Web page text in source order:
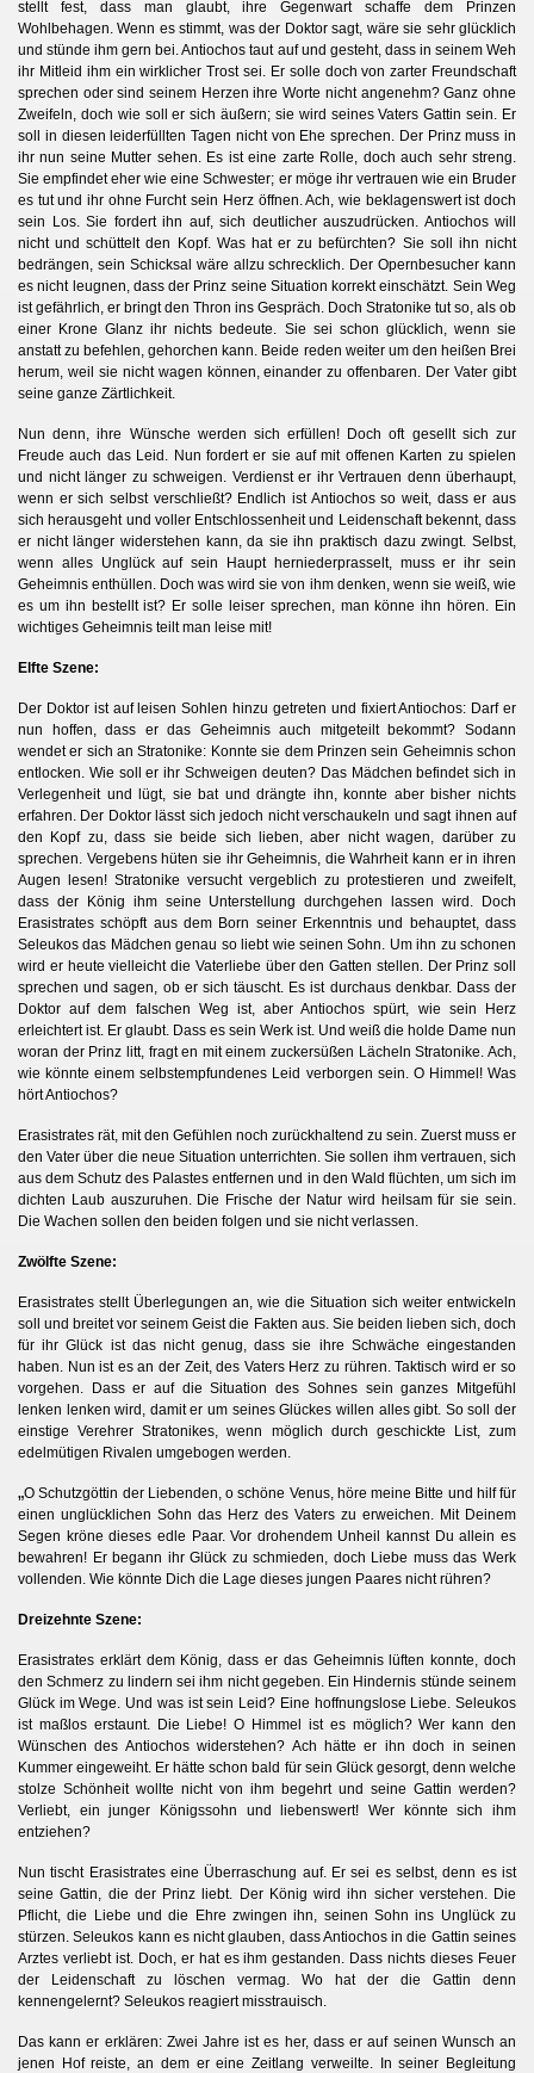
stellt fest, dass man glaubt, ihre Gegenwart schaffe dem Prinzen
Wohlbehagen. Wenn es stimmt, was der Doktor sagt, wäre sie sehr glücklich
und stünde ihm gern bei. Antiochos taut auf und gesteht, dass in seinem Weh
ihr Mitleid ihm ein wirklicher Trost sei. Er solle doch von zarter Freundschaft
sprechen oder sind seinem Herzen ihre Worte nicht angenehm? Ganz ohne
Zweifeln, doch wie soll er sich äußern; sie wird seines Vaters Gattin sein. Er
soll in diesen leiderfüllten Tagen nicht von Ehe sprechen. Der Prinz muss in
ihr nun seine Mutter sehen. Es ist eine zarte Rolle, doch auch sehr streng.
Sie empfindet eher wie eine Schwester; er möge ihr vertrauen wie ein Bruder
es tut und ihr ohne Furcht sein Herz öffnen. Ach, wie beklagenswert ist doch
sein Los. Sie fordert ihn auf, sich deutlicher auszudrücken. Antiochos will
nicht und schüttelt den Kopf. Was hat er zu befürchten? Sie soll ihn nicht
bedrängen, sein Schicksal wäre allzu schrecklich. Der Opernbesucher kann
es nicht leugnen, dass der Prinz seine Situation korrekt einschätzt. Sein Weg
ist gefährlich, er bringt den Thron ins Gespräch. Doch Stratonike tut so, als ob
einer Krone Glanz ihr nichts bedeute. Sie sei schon glücklich, wenn sie
anstatt zu befehlen, gehorchen kann. Beide reden weiter um den heißen Brei
herum, weil sie nicht wagen können, einander zu offenbaren. Der Vater gibt
seine ganze Zärtlichkeit.
Nun denn, ihre Wünsche werden sich erfüllen! Doch oft gesellt sich zur
Freude auch das Leid. Nun fordert er sie auf mit offenen Karten zu spielen
und nicht länger zu schweigen. Verdienst er ihr Vertrauen denn überhaupt,
wenn er sich selbst verschließt? Endlich ist Antiochos so weit, dass er aus
sich herausgeht und voller Entschlossenheit und Leidenschaft bekennt, dass
er nicht länger widerstehen kann, da sie ihn praktisch dazu zwingt. Selbst,
wenn alles Unglück auf sein Haupt herniederprasselt, muss er ihr sein
Geheimnis enthüllen. Doch was wird sie von ihm denken, wenn sie weiß, wie
es um ihn bestellt ist? Er solle leiser sprechen, man könne ihn hören. Ein
wichtiges Geheimnis teilt man leise mit!
Elfte Szene:
Der Doktor ist auf leisen Sohlen hinzu getreten und fixiert Antiochos: Darf er
nun hoffen, dass er das Geheimnis auch mitgeteilt bekommt? Sodann
wendet er sich an Stratonike: Konnte sie dem Prinzen sein Geheimnis schon
entlocken. Wie soll er ihr Schweigen deuten? Das Mädchen befindet sich in
Verlegenheit und lügt, sie bat und drängte ihn, konnte aber bisher nichts
erfahren. Der Doktor lässt sich jedoch nicht verschaukeln und sagt ihnen auf
den Kopf zu, dass sie beide sich lieben, aber nicht wagen, darüber zu
sprechen. Vergebens hüten sie ihr Geheimnis, die Wahrheit kann er in ihren
Augen lesen! Stratonike versucht vergeblich zu protestieren und zweifelt,
dass der König ihm seine Unterstellung durchgehen lassen wird. Doch
Erasistrates schöpft aus dem Born seiner Erkenntnis und behauptet, dass
Seleukos das Mädchen genau so liebt wie seinen Sohn. Um ihn zu schonen
wird er heute vielleicht die Vaterliebe über den Gatten stellen. Der Prinz soll
sprechen und sagen, ob er sich täuscht. Es ist durchaus denkbar. Dass der
Doktor auf dem falschen Weg ist, aber Antiochos spürt, wie sein Herz
erleichtert ist. Er glaubt. Dass es sein Werk ist. Und weiß die holde Dame nun
woran der Prinz litt, fragt en mit einem zuckersüßen Lächeln Stratonike. Ach,
wie könnte einem selbstempfundenes Leid verborgen sein. O Himmel! Was
hört Antiochos?
Erasistrates rät, mit den Gefühlen noch zurückhaltend zu sein. Zuerst muss er
den Vater über die neue Situation unterrichten. Sie sollen ihm vertrauen, sich
aus dem Schutz des Palastes entfernen und in den Wald flüchten, um sich im
dichten Laub auszuruhen. Die Frische der Natur wird heilsam für sie sein.
Die Wachen sollen den beiden folgen und sie nicht verlassen.
Zwölfte Szene:
Erasistrates stellt Überlegungen an, wie die Situation sich weiter entwickeln
soll und breitet vor seinem Geist die Fakten aus. Sie beiden lieben sich, doch
für ihr Glück ist das nicht genug, dass sie ihre Schwäche eingestanden
haben. Nun ist es an der Zeit, des Vaters Herz zu rühren. Taktisch wird er so
vorgehen. Dass er auf die Situation des Sohnes sein ganzes Mitgefühl
lenken lenken wird, damit er um seines Glückes willen alles gibt. So soll der
einstige Verehrer Stratonikes, wenn möglich durch geschickte List, zum
edelmütigen Rivalen umgebogen werden.
„O Schutzgöttin der Liebenden, o schöne Venus, höre meine Bitte und hilf für
einen unglücklichen Sohn das Herz des Vaters zu erweichen. Mit Deinem
Segen kröne dieses edle Paar. Vor drohendem Unheil kannst Du allein es
bewahren! Er begann ihr Glück zu schmieden, doch Liebe muss das Werk
vollenden. Wie könnte Dich die Lage dieses jungen Paares nicht rühren?
Dreizehnte Szene:
Erasistrates erklärt dem König, dass er das Geheimnis lüften konnte, doch
den Schmerz zu lindern sei ihm nicht gegeben. Ein Hindernis stünde seinem
Glück im Wege. Und was ist sein Leid? Eine hoffnungslose Liebe. Seleukos
ist maßlos erstaunt. Die Liebe! O Himmel ist es möglich? Wer kann den
Wünschen des Antiochos widerstehen? Ach hätte er ihn doch in seinen
Kummer eingeweiht. Er hätte schon bald für sein Glück gesorgt, denn welche
stolze Schönheit wollte nicht von ihm begehrt und seine Gattin werden?
Verliebt, ein junger Königssohn und liebenswert! Wer könnte sich ihm
entziehen?
Nun tischt Erasistrates eine Überraschung auf. Er sei es selbst, denn es ist
seine Gattin, die der Prinz liebt. Der König wird ihn sicher verstehen. Die
Pflicht, die Liebe und die Ehre zwingen ihn, seinen Sohn ins Unglück zu
stürzen. Seleukos kann es nicht glauben, dass Antiochos in die Gattin seines
Arztes verliebt ist. Doch, er hat es ihm gestanden. Dass nichts dieses Feuer
der Leidenschaft zu löschen vermag. Wo hat der die Gattin denn
kennengelernt? Seleukos reagiert misstrauisch.
Das kann er erklären: Zwei Jahre ist es her, dass er auf seinen Wunsch an
jenen Hof reiste, an dem er eine Zeitlang verweilte. In seiner Begleitung